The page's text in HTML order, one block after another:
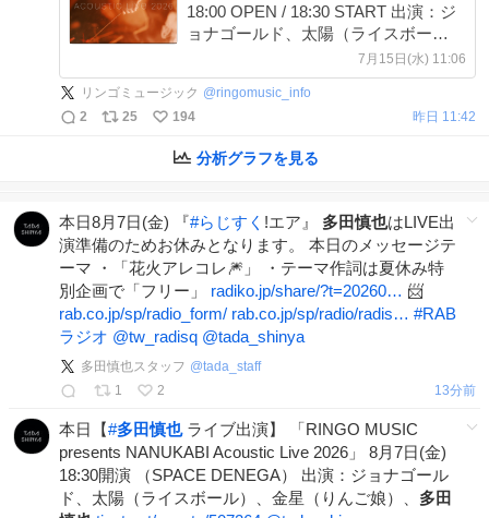
18:00 OPEN / 18:30 START 出演：ジ
ョナゴールド、太陽（ライスボー
ル）、金星（りんご娘）、多田慎也 #
なぬかびライブ
tiget.net/events/507264
7月15日(水) 11:06
リンゴミュージック @ringomusic_info
2
25 194 昨日 11:42
分析グラフを見る
本日8月7日(金) 『#らじすく !エア』 多田慎也はLIVE出
演準備のためお休みとなります。 本日のメッセージテ
ーマ ・「花火アレコレ🎆」 ・テーマ作詞は夏休み特
別企画で「フリー」 radiko.jp/share/?t=20260… 📨
rab.co.jp/sp/radio_form/ rab.co.jp/sp/radio/radis… #RAB
ラジオ @tw_radisq @tada_shinya
多田慎也スタッフ @tada_staff
1
2 13分前
本日【#多田慎也ライブ出演】 「RINGO MUSIC
presents NANUKABI Acoustic Live 2026」 8月7日(金)
18:30開演 （SPACE DENEGA） 出演：ジョナゴール
ド、太陽（ライスボール）、金星（りんご娘）、 多田